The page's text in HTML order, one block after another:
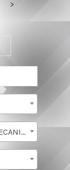
ACCESORIOS INSTALACIONES MECANICAS